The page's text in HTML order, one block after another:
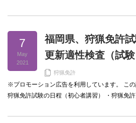
7
May
2021
福岡県、狩猟免許
更新適性検査（試
狩猟免許
※プロモーション広告を利用しています。 この
狩猟免許試験の日程（初心者講習） ・狩猟免